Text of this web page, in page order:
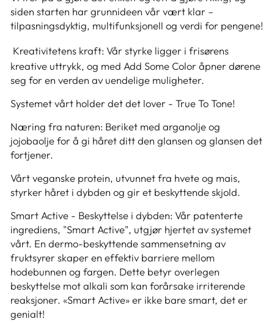
siden starten har grunnideen vår vært klar –
tilpasningsdyktig, multifunksjonell og verdi for pengene!
Kreativitetens kraft: Vår styrke ligger i frisørens
kreative uttrykk, og med Add Some Color åpner dørene
seg for en verden av uendelige muligheter.
Systemet vårt holder det det lover - True To Tone!
Næring fra naturen: Beriket med arganolje og
jojobaolje for å gi håret ditt den glansen og glansen det
fortjener.
Vårt veganske protein, utvunnet fra hvete og mais,
styrker håret i dybden og gir et beskyttende skjold.
Smart Active - Beskyttelse i dybden: Vår patenterte
ingrediens, "Smart Active", utgjør hjertet av systemet
vårt. En dermo-beskyttende sammensetning av
fruktsyrer skaper en effektiv barriere mellom
hodebunnen og fargen. Dette betyr overlegen
beskyttelse mot alkali som kan forårsake irriterende
reaksjoner. «Smart Active» er ikke bare smart, det er
genialt!